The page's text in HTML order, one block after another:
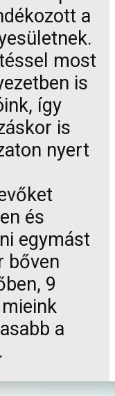
a
most
is
így
is
nyert
és
egymást
bőven
9
a